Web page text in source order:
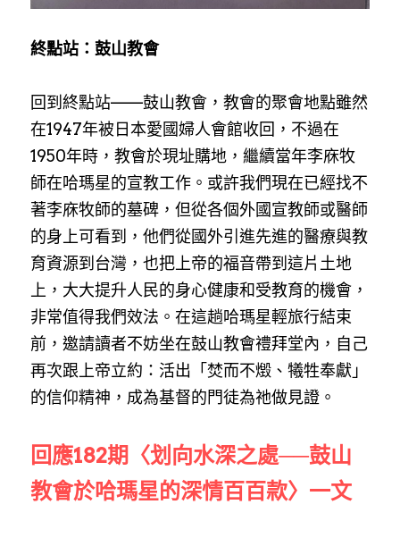
終點站：鼓山教會
回到終點站——鼓山教會，教會的聚會地點雖然
在1947年被日本愛國婦人會館收回，不過在
1950年時，教會於現址購地，繼續當年李庥牧
師在哈瑪星的宣教工作。或許我們現在已經找不
著李庥牧師的墓碑，但從各個外國宣教師或醫師
的身上可看到，他們從國外引進先進的醫療與教
育資源到台灣，也把上帝的福音帶到這片土地
上，大大提升人民的身心健康和受教育的機會，
非常值得我們效法。在這趟哈瑪星輕旅行結束
前，邀請讀者不妨坐在鼓山教會禮拜堂內，自己
再次跟上帝立約：活出「焚而不燬、犧牲奉獻」
的信仰精神，成為基督的門徒為祂做見證。
回應182期〈划向水深之處──鼓山
教會於哈瑪星的深情百百款〉一文